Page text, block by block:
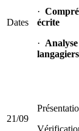
Dates
·
écrite
·
langagiers
21/09